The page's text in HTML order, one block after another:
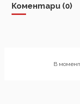
Коментари (0)
В